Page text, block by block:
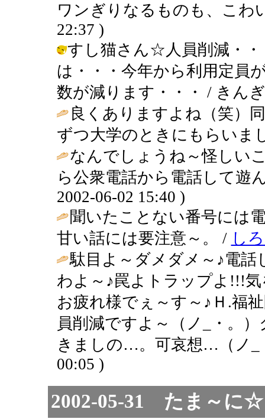
ワンぎりなるものも、こわ
22:37 )
すし猫さん☆人員削減・
は・・・今年から利用定員
数が減ります・・・ / きん
良くありますよね（笑）
ずつ大学のときにもらいま
なんでしょうね～怪しい
ら公衆電話から電話して遊
2002-06-02 15:40 )
聞いたことない番号には
甘い話には要注意～。 / し
駄目よ～ダメダメ～♪電
わよ～♪罠よトラップよ!!!
お疲れ様でぇ～す～♪Ｈ.福
員削減ですよ～（ノ_・。
きましの…。可哀想…（ノ_
00:05 )
2002-05-31 たま～に